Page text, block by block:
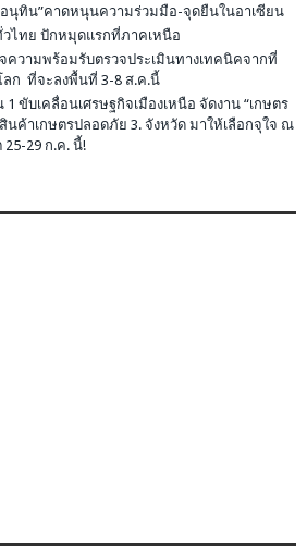
อนุทิน”คาดหนุนความร่วมมือ-จุดยืนในอาเซียน
วไทย ปักหมุดแรกที่ภาคเหนือ
ความพร้อมรับตรวจประเมินทางเทคนิคจากที่
ก ที่จะลงพื้นที่ 3-8 ส.ค.นี้
ขับเคลื่อนเศรษฐกิจเมืองเหนือ จัดงาน “เกษตร
สินค้าเกษตรปลอดภัย 3. จังหวัด มาให้เลือกจุใจ ณ
25-29 ก.ค. นี้!